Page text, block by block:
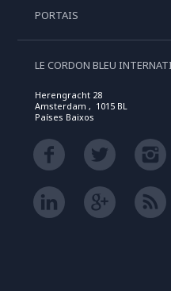
PORTAIS
LE CORDON BLEU
Herengracht 28
Amsterdam , 1015 BL
Países Baixos